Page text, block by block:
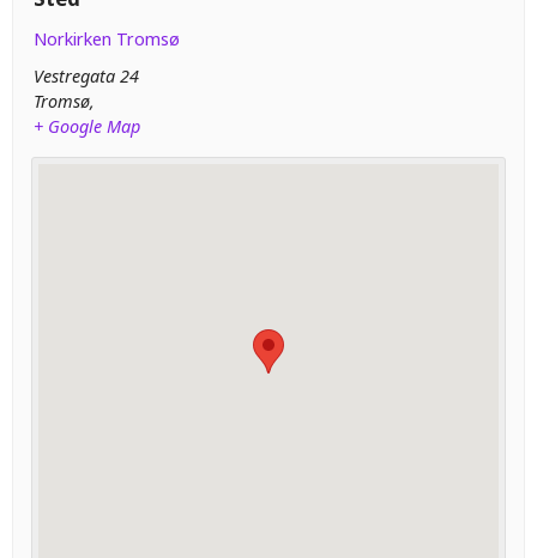
Norkirken Tromsø
Vestregata 24
Tromsø,
+ Google Map